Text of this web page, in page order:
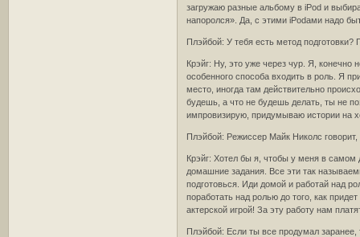
загружаю разные альбому в iPod и
напоролся». Да, с этими iPodами надо
Плэйбой: У тебя есть метод
Крэйг: Ну, это уже через чур. Я, конечно
особенного способа входить в роль. Я
место, иногда там действительно
будешь, а что не будешь делать, ты не
импровизирую, придумываю истории на
Плэйбой: Режиссер Майк Николс
Крэйг: Хотел бы я, чтобы у меня в самом
домашние задания. Все эти так
подготовься. Иди домой и работай над
поработать над ролью до того, как
актерской игрой! За эту работу нам
Плэйбой: Если ты все продумал